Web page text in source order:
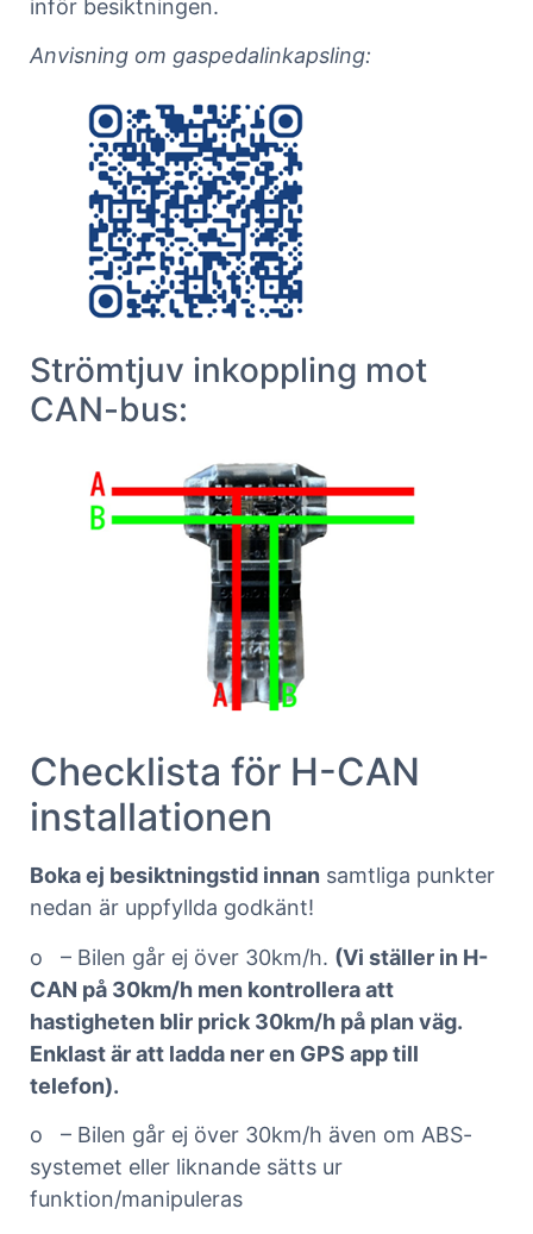
inför besiktningen.
Anvisning om gaspedalinkapsling:
Strömtjuv inkoppling mot
CAN-bus:
Checklista för H-CAN
installationen
Boka ej besiktningstid innan samtliga punkter
nedan är uppfyllda godkänt!
o – Bilen går ej över 30km/h. (Vi ställer in H-
CAN på 30km/h men kontrollera att
hastigheten blir prick 30km/h på plan väg.
Enklast är att ladda ner en GPS app till
telefon).
o – Bilen går ej över 30km/h även om ABS-
systemet eller liknande sätts ur
funktion/manipuleras